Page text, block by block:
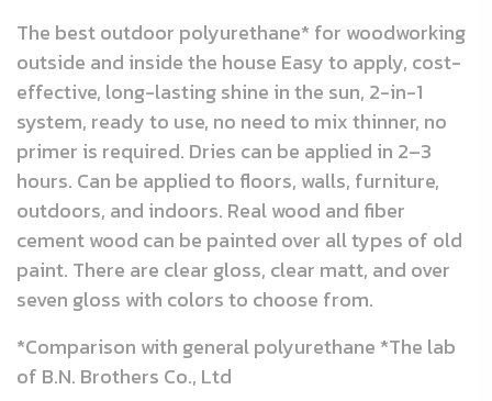
The best outdoor polyurethane* for woodworking
outside and inside the house Easy to apply, cost-
effective, long-lasting shine in the sun, 2-in-1
system, ready to use, no need to mix thinner, no
primer is required. Dries can be applied in 2–3
hours. Can be applied to floors, walls, furniture,
outdoors, and indoors. Real wood and fiber
cement wood can be painted over all types of old
paint. There are clear gloss, clear matt, and over
seven gloss with colors to choose from.
*Comparison with general polyurethane *The lab
of B.N. Brothers Co., Ltd